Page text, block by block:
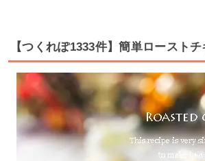
【つくれぽ1333件】簡単ローストチ